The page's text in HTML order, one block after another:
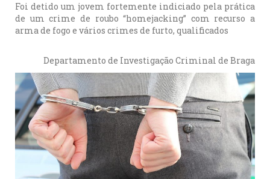
Foi detido um jovem fortemente indiciado pela prática
de um crime de roubo “homejacking” com recurso a
arma de fogo e vários crimes de furto, qualificados
Departamento de Investigação Criminal de Braga